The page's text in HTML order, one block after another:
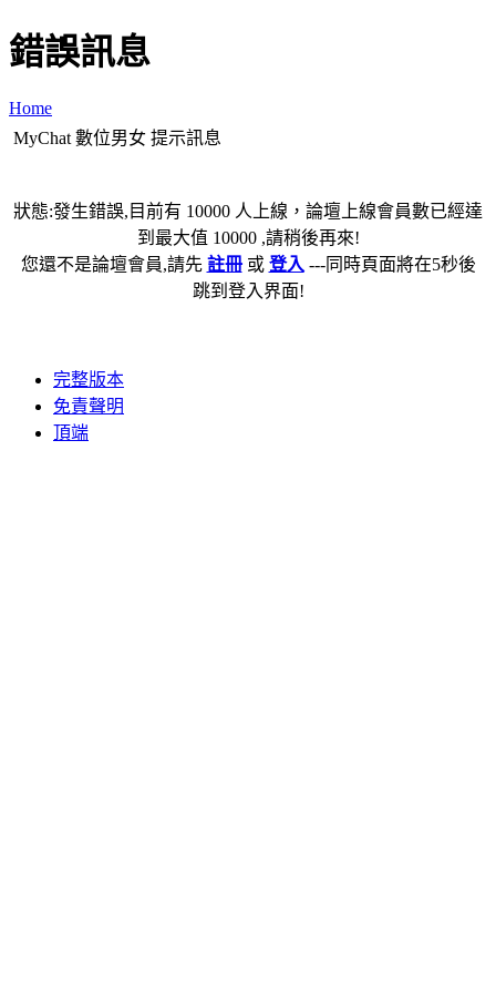
錯誤訊息
Home
MyChat 數位男女 提示訊息
狀態:發生錯誤,目前有 10000 人上線，論壇上線會員數已經達
到最大值 10000 ,請稍後再來!
您還不是論壇會員,請先 註冊或 登入 ---同時頁面將在5秒後
跳到登入界面!
完整版本
免責聲明
頂端